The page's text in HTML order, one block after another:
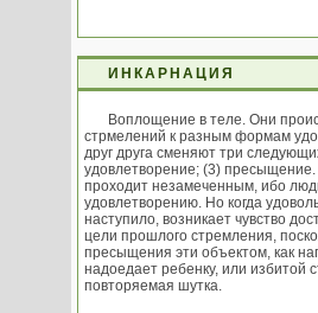
ИНКАРНАЦИЯ
Воплощение в теле. Они
стрмелений к разным формам
друг друга сменяют три
удовлетворение; (3)
проходит незамеченным, ибо
удовлетворению. Но когда
наступило, возникает чувство
цели прошлого стремления,
пресыщения эти объектом, как
надоедает ребенку, или избитой
повторяемая шутка.